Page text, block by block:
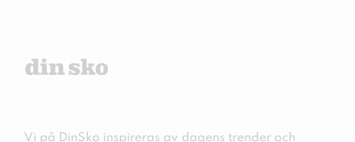
Vi på DinSko inspireras av dagens trender och